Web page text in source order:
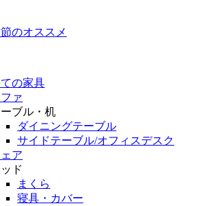
のオススメ
の家具
ァ
ブル・机
ダイニングテーブル
サイドテーブル/オフィスデスク
ア
ド
まくら
寝具・カバー